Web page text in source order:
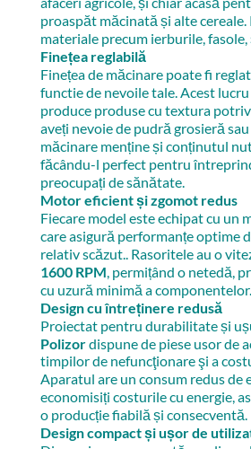
proaspăt măcinată și alte cereale.
materiale precum ierburile, fasole,
Finețea reglabilă
Finețea de măcinare poate fi
functie de nevoile tale. Acest
produce produse cu textura
aveți nevoie de pudră grosieră
măcinare menține și conținutul
făcându-l perfect pentru
preocupați de sănătate.
Motor eficient și zgomot redus
Fiecare model este echipat cu un
care asigură performanțe optime
relativ scăzut.. Rasoritele au o
1600 RPM, permițând o netedă,
cu uzură minimă a componentelor.
Design cu întreținere redusă
Proiectat pentru durabilitate și
Polizordispune de piese usor de
timpilor de nefuncţionare şi a
Aparatul are un consum redus de
economisiți costurile cu energie,
o producție fiabilă și consecventă.
Design compact și ușor de